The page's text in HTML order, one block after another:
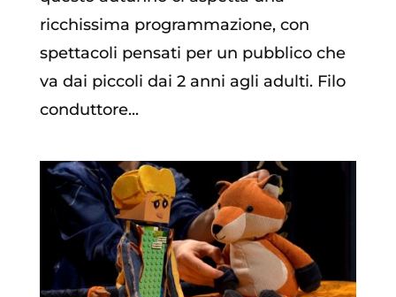
ricchissima programmazione, con
spettacoli pensati per un pubblico che
va dai piccoli dai 2 anni agli adulti. Filo
conduttore...